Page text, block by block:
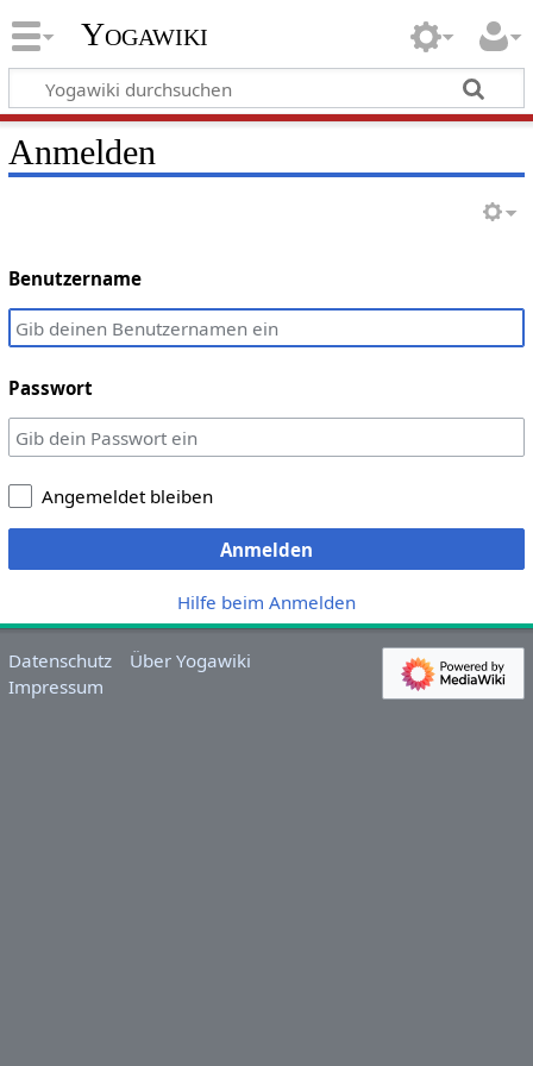
Yogawiki
Anmelden
Benutzername
Passwort
Angemeldet bleiben
Anmelden
Hilfe beim Anmelden
Datenschutz
Über Yogawiki
Impressum